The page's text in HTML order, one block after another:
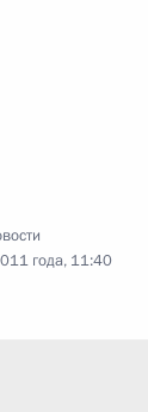
года, 11:40